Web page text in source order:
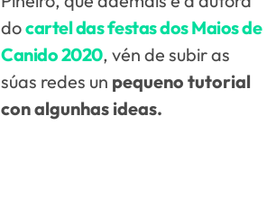
docartel das festas dos Maios de
Canido 2020, vén de subir as
súas redes un pequeno tutorial
con algunhas ideas.